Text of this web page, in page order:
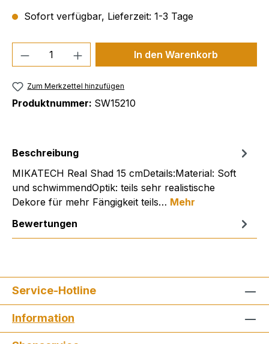
Sofort verfügbar, Lieferzeit: 1-3 Tage
Produkt Anzahl: Gib denIn den Warenkorb
Zum Merkzettel hinzufügen
Produktnummer: SW15210
Beschreibung
MIKATECH Real Shad 15 cmDetails:Material: Soft
und schwimmendOptik: teils sehr realistische
Dekore für mehr Fängigkeit teils… Mehr
Bewertungen
Service-Hotline
Information